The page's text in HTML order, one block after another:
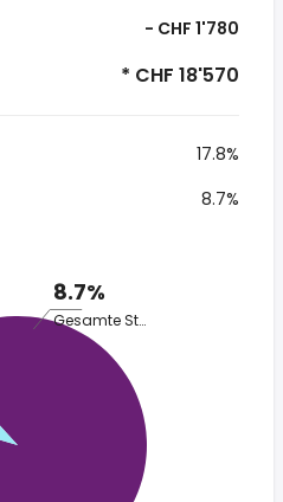
- CHF 1'780
* CHF 18'570
17.8%
8.7%
8.7%
Gesamte Steuer